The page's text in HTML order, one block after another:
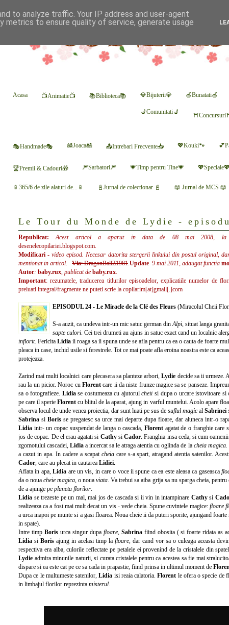
Acasa 📺Animatie📺 📚Biblioteca📚 💎Bijuterii💎 🍏Bunatati🍏
💺Comunitati💺
🎭Handmade🎭 🎎Joaca🎎 📤Intrebari Frecvente📥 💖Kouki🐾
🏆Premii & Cadouri🎁 🎆Sarbatori🎆 💗Timp pentru Tine💗 💖Speciale💖
📱365/6 de zile alaturi de...📱 📓Jurnal de colectionar 📓 📖 Jurnal de MCS 📖
Le Tour du Monde de Lydie -
Republicat:Acest articol a aparut in data de 08 mai 2008, la
desenelecopilariei.blogspot.com.
Modificari - video episod. Necesar datorita stergerii linkului din postul original,
mentionat in articol. Via: DragonBallZ1981.Update 9 mai 2011, adaugat functia
Autor: baby.rux, publicat de baby.rux.
Important: rezumatele, traducerea titlurilor episoadelor, explicatiile numelor de
preluati integral/fragmente ne puteti scrie la copilarim[at]gmail[.]com
EPISODUL 24 - Le Miracle de la Clé des Fleurs (Miracolul Cheii
S-a auzit, ca undeva intr-un mic satuc german dinAlpi, situat langa
sapte culori. Cei trei drumeti au ajuns in satuc exact cand un localnic
inflorit. Fericita Lidia ii roaga sa ii spuna unde se afla pentru ca ea o cauta de foarte
pleaca in case, inchid usile si ferestrele. Tot ce mai poate afla eroina noastra este ca
protejeaza.
Zarind mai multi localnici care plecasera sa planteze arbori,Lydie decide sa ii urmeze.
rau la un picior. Noroc cu Florentcare ii da niste frunze magice sa se panseze.
sa o fotografieze. Lidiase costumeaza cu ajutorulcheii si dupa o urcare istovitoare
pe care il sperieFlorentcu blitul de la aparat, ajung in varful muntelui. Acolo apare
observa locul de unde venea proiectia, dar sunt luati pe sus de suflul magical Sabrinei
Sabrina si Boris se pregatesc sa urce mai departe dupa floare, dar aluneca intr-o
Lidia intr- un copac suspendat de langa o cascada,Florent agatat de o franghie care
jos de copac. De el erau agatati si Cathy siCador. Franghia insa ceda, si cum
zgomotului cascadei,Lidiaa incercat sa le atraga atentia cu oglinda de la cheia magica.
a cazut in apa. In cadere a scapat cheia care s-a spart, atragand atentia satenilor.
Cador, care au plecat in cautarea Lidiei.
Aflata in apa,Lidia are un vis, in care o voce ii spune ca ea este aleasa ca gaseasca
da o nouacheie magica,o nouaviata. Va trebui sa aiba grija sa nu sparga cheia,
de a ajunge pe planeta florilor.
Lidia se trezeste pe un mal, mai jos de cascada si ii vin in intampinare Cathysi
realizeaza ca a fost mai mult decat un vis - vede cheia. Spune cuvintele magice: floare
a urca inapoi pe munte si a gasi floarea. Noua cheie ii da puteri sporite, ajungand
in spate).
Intre timp Borisurca singur dupa floare, Sabrinafiind obosita ( si foarte ridata as
Lidia si Boris ajung in acelasi timp la floare, dar cand vor sa o culeaga aceasta
respectiva era alba, culorile reflectate pe petalele ei provenind de la cristalele din
Lydie admira minunile naturii, si curata cristalele pentru ca acestea sa fie mai
dispare si ea este cat pe ce sa cada in prapastie, fiind prinsa in ultimul moment de
Dupa ce le multumeste satenilor,Lidia isi reaia calatoria.Florent le ofera o specie de
in limbajul florilor reprezinta misterul.
to analyze traffic. Your IP address and user-agent
metrics to ensure quality of service, generate usage